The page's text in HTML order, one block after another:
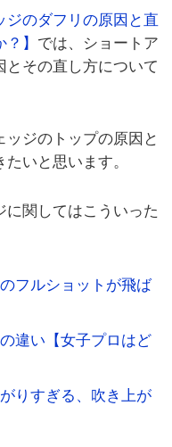
ジのダフリの原因と直
】 では、ショートア
とその直し方について
ジのトップの原因と
いと思います。
に関してはこういった
フルショットが飛ば
違い【女子プロはど
りすぎる、吹き上が